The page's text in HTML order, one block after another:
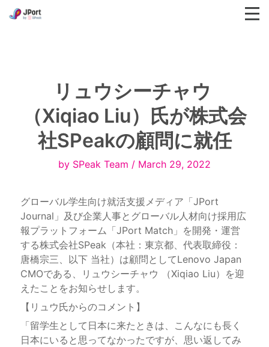
リュウシーチャウ
（Xiqiao Liu）氏が株式会
社SPeakの顧問に就任
by SPeak Team / March 29, 2022
グローバル学生向け就活支援メディア「JPort
Journal」及び企業人事とグローバル人材向け採用広
報プラットフォーム「JPort Match」を開発・運営
する株式会社SPeak（本社：東京都、代表取締役：
唐橋宗三、以下 当社）は顧問としてLenovo Japan
CMOである、リュウシーチャウ （Xiqiao Liu）を迎
【リュウ氏からのコメント】
「留学生として日本に来たときは、こんなにも長く
日本にいると思ってなかったですが、思い返してみ